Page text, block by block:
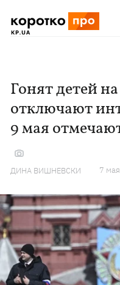
Гонят детей
отключают
9 мая
ДИНА ВИШНЕВСКИ 7